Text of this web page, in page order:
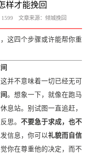
样才能挽回
1599 文章来源： 倾城挽回
这四个步骤或许能帮你重
并不意味着一切已经无可
。想象一下，就像在跑马
息站。别试图一直追赶，
思。 不要急于求成，也不
信息，你可以礼貌而自信
你在尊重他的决定，而不